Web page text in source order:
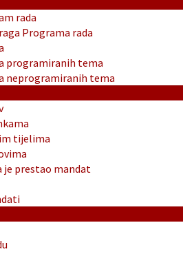
rada
Programa rada
programiranih tema
neprogramiranih tema
tijelima
je prestao mandat